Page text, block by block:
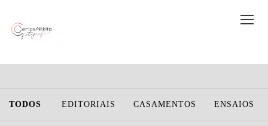
TODOS EDITORIAIS CASAMENTOS ENSAIOS